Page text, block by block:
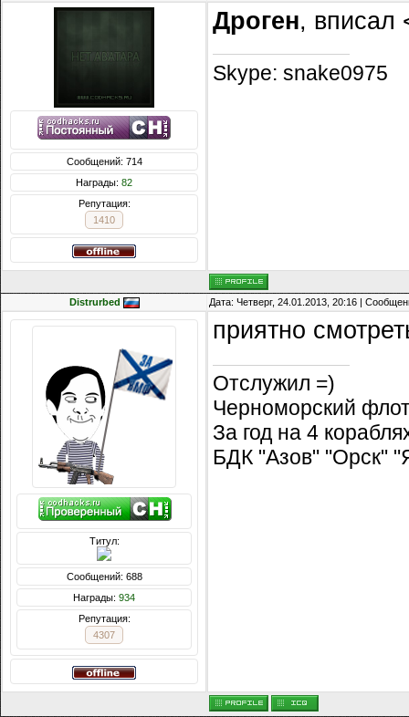
Сообщений: 714
Награды: 82
Репутация:
1410
Дроген, вписал
Skype: snake0975
Distrurbed Дата: Четверг, 24.01.2013, 20:16 |
Титул:
Сообщений: 688
Награды: 934
Репутация:
4307
приятно
Отслужил =)
Черноморский
За год на 4
БДК "Азов" "Орск"